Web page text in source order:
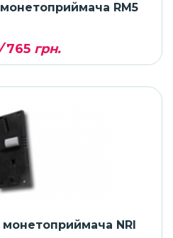
RM5
765грн.
NRI